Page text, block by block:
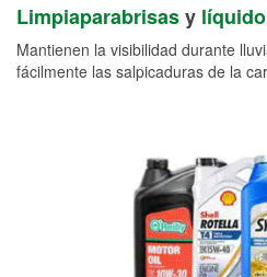
Limpiaparabrisasy
Mantienen la visibilidad durante
fácilmente las salpicaduras de la